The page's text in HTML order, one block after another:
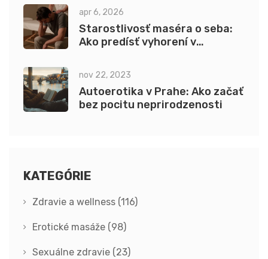
apr 6, 2026
Starostlivosť maséra o seba:
Ako predísť vyhorení v
nov 22, 2023
Autoerotika v Prahe: Ako začať
bez pocitu neprirodzenosti
KATEGÓRIE
Zdravie a wellness (116)
Erotické masáže (98)
Sexuálne zdravie (23)